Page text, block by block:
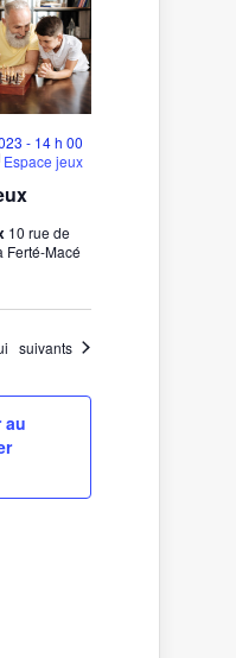
- 14 h 00
Espace jeux
10 rue de
Ferté-Macé
Évènements
suivants
au